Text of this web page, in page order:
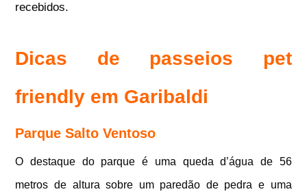
recebidos.
Dicas de passeios pet
friendly em Garibaldi
Parque Salto Ventoso
O destaque do parque é uma queda d’água de 56
metros de altura sobre um paredão de pedra e uma